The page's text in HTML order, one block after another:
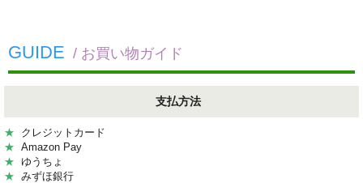
GUIDE / お買い物ガイド
支払方法
★ クレジットカード
★ Amazon Pay
★ ゆうちょ
★ みずほ銀行